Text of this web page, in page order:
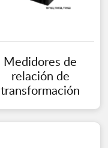
Medidores de
relación de
transformación